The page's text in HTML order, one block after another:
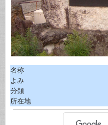
名称
よみ
分類
所在地